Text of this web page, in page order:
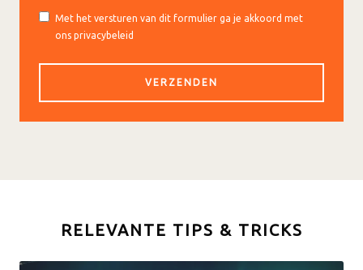
Met het versturen van dit formulier ga je akkoord met
ons privacybeleid
RELEVANTE TIPS & TRICKS